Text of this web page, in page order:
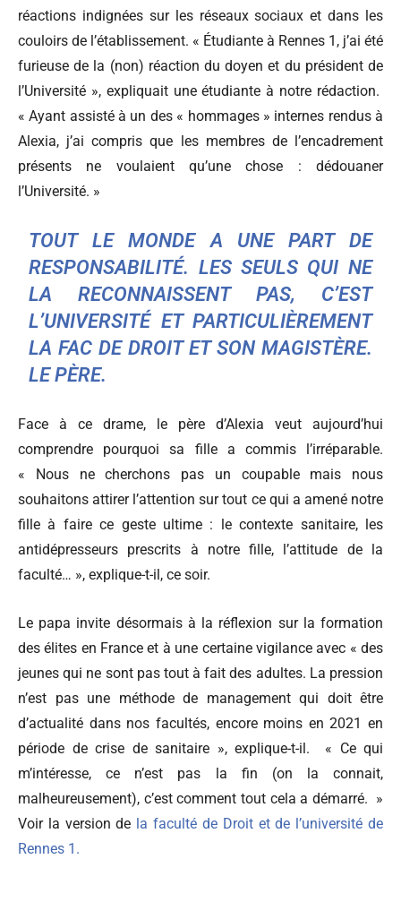
réactions indignées sur les réseaux sociaux et dans les
couloirs de l’établissement. « Étudiante à Rennes 1, j’ai été
furieuse de la (non) réaction du doyen et du président de
l’Université », expliquait une étudiante à notre rédaction.
« Ayant assisté à un des « hommages » internes rendus à
Alexia, j’ai compris que les membres de l’encadrement
présents ne voulaient qu’une chose : dédouaner
l’Université. »
TOUT LE MONDE A UNE PART DE
RESPONSABILITÉ. LES SEULS QUI NE
LA RECONNAISSENT PAS, C’EST
L’UNIVERSITÉ ET PARTICULIÈREMENT
LA FAC DE DROIT ET SON MAGISTÈRE.
LE PÈRE.
Face à ce drame, le père d’Alexia veut aujourd’hui
comprendre pourquoi sa fille a commis l’irréparable.
« Nous ne cherchons pas un coupable mais nous
souhaitons attirer l’attention sur tout ce qui a amené notre
fille à faire ce geste ultime : le contexte sanitaire, les
antidépresseurs prescrits à notre fille, l’attitude de la
faculté… », explique-t-il, ce soir.
Le papa invite désormais à la réflexion sur la formation
des élites en France et à une certaine vigilance avec « des
jeunes qui ne sont pas tout à fait des adultes. La pression
n’est pas une méthode de management qui doit être
d’actualité dans nos facultés, encore moins en 2021 en
période de crise de sanitaire », explique-t-il. « Ce qui
m’intéresse, ce n’est pas la fin (on la connait,
malheureusement), c’est comment tout cela a démarré. »
Voir la version de la faculté de Droit et de l’université de
Rennes 1.